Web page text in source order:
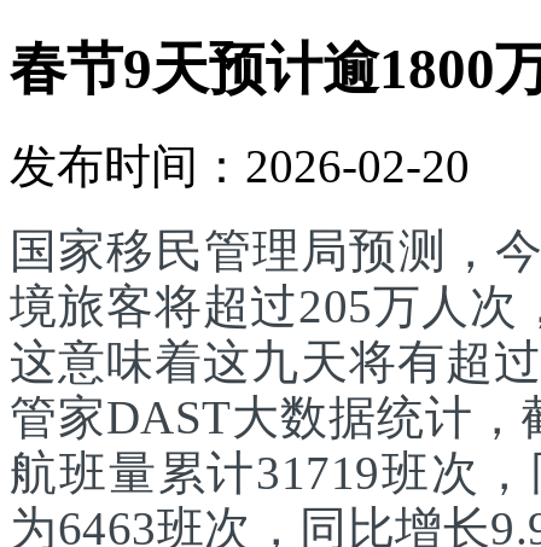
春节9天预计逾1800
发布时间：2026-02-20
国家移民管理局预测，
境旅客将超过205万人次
这意味着这九天将有超
管家DAST大数据统计
航班量累计31719班次
为6463班次，同比增长